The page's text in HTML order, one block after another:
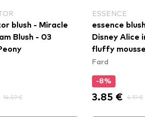
blush - Miracle
Blush - 03
14.59 €
ESSENCE
essence
Disney Alice
fluffy
Fard
-8%
3.85 € 4.19 €